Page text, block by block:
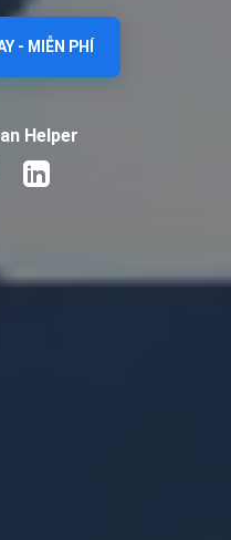
- MIỄN PHÍ
Helper